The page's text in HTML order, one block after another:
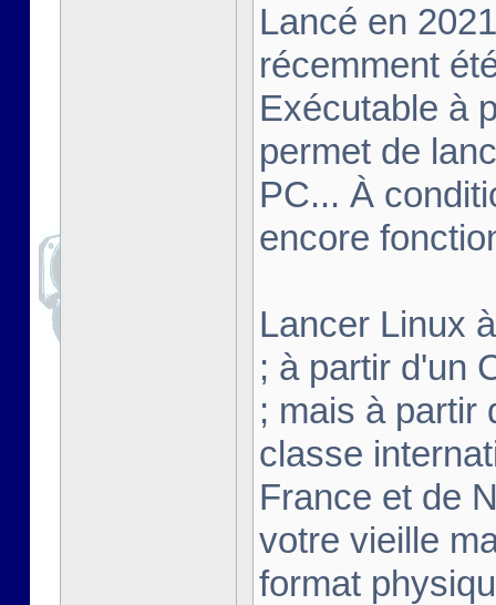
Lancé en
récemment
Exécutable à
permet de
PC... À
encore
Lancer Linux
; à partir d'un
; mais à partir
classe
France et de
votre vieille
format